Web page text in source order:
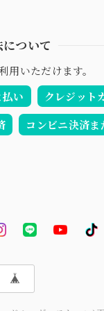
ついて
用いただけます。
い
クレジット
コンビニ決済